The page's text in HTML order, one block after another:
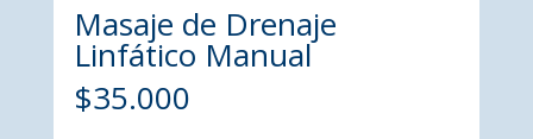
Masaje de Drenaje
Linfático Manual
$35.000